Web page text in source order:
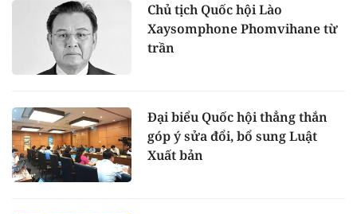
Chủ tịch Quốc hội Lào
Xaysomphone Phomvihane từ
trần
Đại biểu Quốc hội thẳng thắn
góp ý sửa đổi, bổ sung Luật
Xuất bản